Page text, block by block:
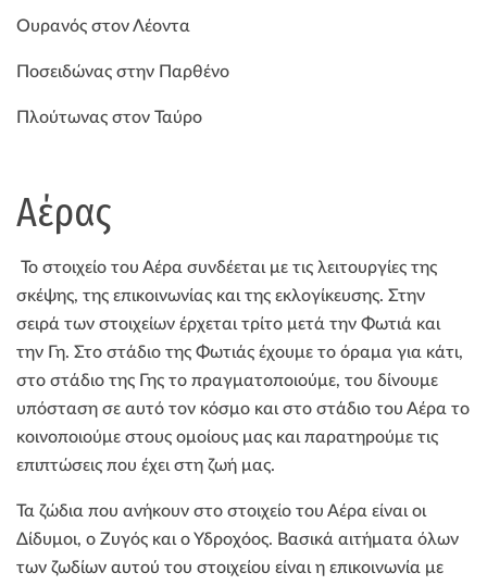
Ουρανός στον Λέοντα
Ποσειδώνας στην Παρθένο
Πλούτωνας στον Ταύρο
Αέρας
Το στοιχείο του Αέρα συνδέεται με τις λειτουργίες της
σκέψης, της επικοινωνίας και της εκλογίκευσης. Στην
σειρά των στοιχείων έρχεται τρίτο μετά την Φωτιά και
την Γη. Στο στάδιο της Φωτιάς έχουμε το όραμα για κάτι,
στο στάδιο της Γης το πραγματοποιούμε, του δίνουμε
υπόσταση σε αυτό τον κόσμο και στο στάδιο του Αέρα το
κοινοποιούμε στους ομοίους μας και παρατηρούμε τις
επιπτώσεις που έχει στη ζωή μας.
Τα ζώδια που ανήκουν στο στοιχείο του Αέρα είναι οι
Δίδυμοι, ο Ζυγός και ο Υδροχόος. Βασικά αιτήματα όλων
των ζωδίων αυτού του στοιχείου είναι η επικοινωνία με